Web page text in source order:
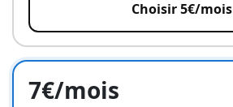
Choisir 5€/mois
7€/mois